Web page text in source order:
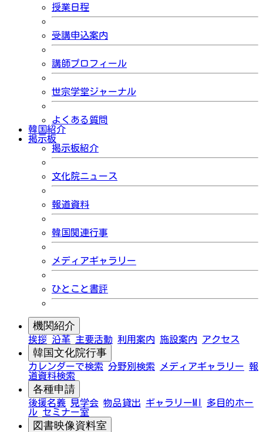
授業日程
受講申込案内
講師プロフィール
世宗学堂ジャーナル
よくある質問
韓国紹介
掲示板
掲示板紹介
文化院ニュース
報道資料
韓国関連行事
メディアギャラリー
ひとこと書評
機関紹介
挨拶 沿革 主要活動 利用案内 施設案内 アクセス
韓国文化院行事
カレンダーで検索 分野別検索 メディアギャラリー 報
道資料検索
各種申請
後援名義 見学会 物品貸出 ギャラリーMI
多目的ホー
ル セミナー室
図書映像資料室